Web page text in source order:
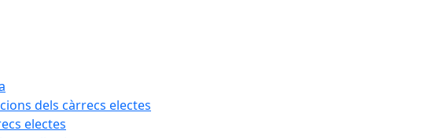
dels càrrecs electes
electes